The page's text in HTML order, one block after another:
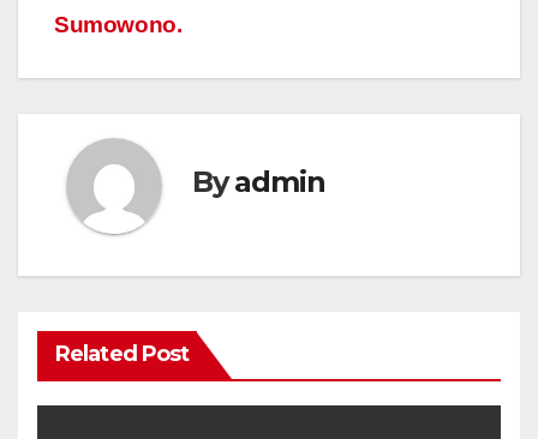
Sumowono.
Byadmin
Related Post